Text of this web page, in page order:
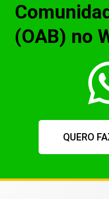
(OAB) no
QUERO